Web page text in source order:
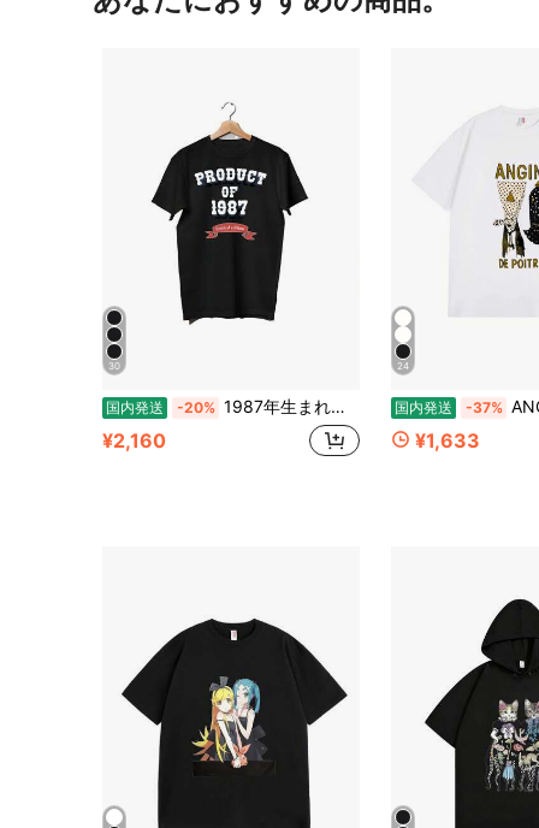
30
国内発送 -20% 1987年生まれの方にぴったりの限定版Tシャツ - コレギエートスタイルのテキストデザイン、滑らかなコットン素材、カジュアルで快適なショートスブ - 記念日や贈り物に最適！
¥2,160
24
国内発送 -37% ANGINE DE POITRINE イラストT
¥1,633